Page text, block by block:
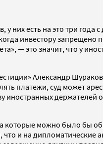
у них есть на это три
инвестору
— это значит, что у
Александр
платежи, суд может
держателей
можно было бы
и на дипломатические